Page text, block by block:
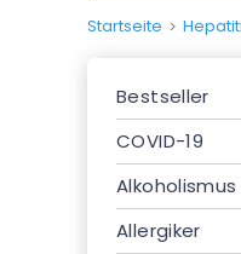
Startseite >
Bestseller
COVID-19
Alkoholismus
Allergiker